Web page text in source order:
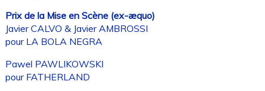
Prix de la Mise en Scène (ex-æquo)
Javier CALVO & Javier AMBROSSI
pour LA BOLA NEGRA
Pawel PAWLIKOWSKI
pour FATHERLAND